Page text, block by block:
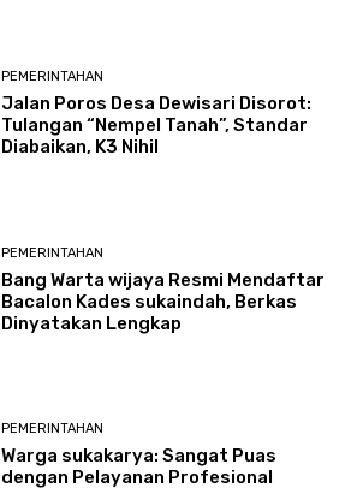
PEMERINTAHAN
Jalan Poros Desa Dewisari Disorot:
Tulangan “Nempel Tanah”, Standar
Diabaikan, K3 Nihil
PEMERINTAHAN
Bang Warta wijaya Resmi Mendaftar
Bacalon Kades sukaindah, Berkas
Dinyatakan Lengkap
PEMERINTAHAN
Warga sukakarya: Sangat Puas
dengan Pelayanan Profesional